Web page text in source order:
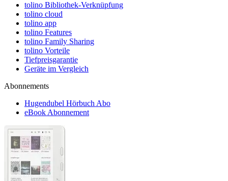
tolino Bibliothek-Verknüpfung
tolino cloud
tolino app
tolino Features
tolino Family Sharing
tolino Vorteile
Tiefpreisgarantie
Geräte im Vergleich
Abonnements
Hugendubel Hörbuch Abo
eBook Abonnement